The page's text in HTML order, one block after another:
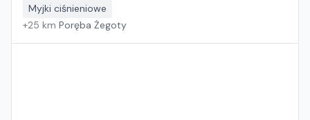
Myjki ciśnieniowe
+25 km Poręba Żegoty